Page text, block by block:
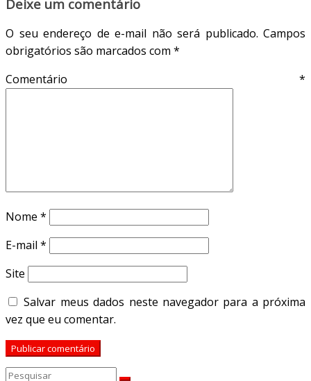
Deixe um comentário
O seu endereço de e-mail não será publicado. Campos
obrigatórios são marcados com *
Comentário *
Nome *
E-mail *
Site
Salvar meus dados neste navegador para a próxima
vez que eu comentar.